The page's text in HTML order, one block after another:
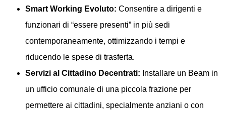
Smart Working Evoluto: Consentire a dirigenti e
funzionari di “essere presenti” in più sedi
contemporaneamente, ottimizzando i tempi e
riducendo le spese di trasferta.
Servizi al Cittadino Decentrati: Installare un Beam in
un ufficio comunale di una piccola frazione per
permettere ai cittadini, specialmente anziani o con